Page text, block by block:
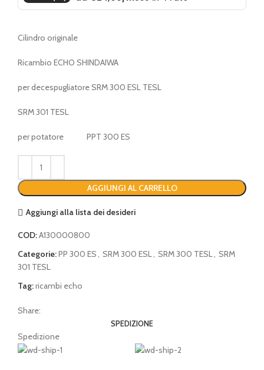
Cilindro originale
Ricambio ECHO SHINDAIWA
per decespugliatore SRM 300 ESL TESL
SRM 301 TESL
per potatore PPT 300 ES
AGGIUNGI AL CARRELLO
Aggiungi alla lista dei desideri
COD:A130000800
Categorie:PP 300 ES SRM 300 ESL SRM 300 TESL
SRM
301 TESL
Tag:ricambi echo
Share:
SPEDIZIONE
Spedizione